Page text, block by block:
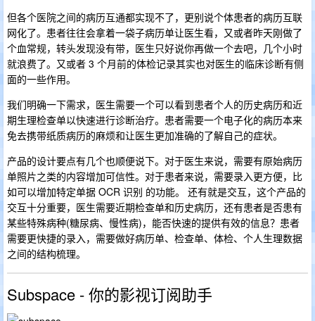
但各个医院之间的病历互通都实现不了，更别说个体患者的病历互联
网化了。患者往往会拿着一袋子病历单让医生看，又或者昨天刚做了
个血常规，转头发现没有带，医生只好说你再做一个去吧，几个小时
就浪费了。又或者 3 个月前的体检记录其实也对医生的临床诊断有侧
面的一些作用。
我们明确一下需求，医生需要一个可以看到患者个人的历史病历和近
期生理检查单以快速进行诊断治疗。患者需要一个电子化的病历本来
免去携带纸质病历的麻烦和让医生更加准确的了解自己的症状。
产品的设计要点有几个也顺便说下。对于医生来说，需要有原始病历
单照片之类的内容增加可信性。对于患者来说，需要录入更方便，比
如可以增加特定单据 OCR 识别 的功能。 还有就是交互，这个产品的
交互十分重要，医生需要近期检查单和历史病历，还有患者是否患有
某些特殊病种(糖尿病、慢性病)，能否快速的提供有效的信息？患者
需要更快捷的录入，需要做好病历单、检查单、体检、个人生理数据
之间的结构梳理。
Subspace - 你的影视订阅助手